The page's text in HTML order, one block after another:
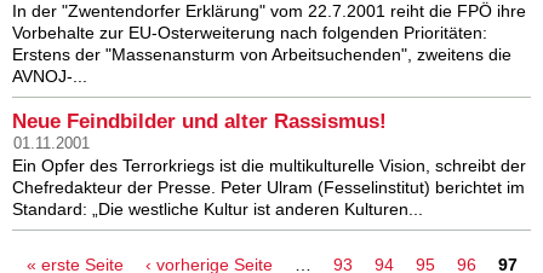
In der "Zwentendorfer Erklärung" vom 22.7.2001 reiht die FPÖ ihre
Vorbehalte zur EU-Osterweiterung nach folgenden Prioritäten:
Erstens der "Massenansturm von Arbeitsuchenden", zweitens die
AVNOJ-...
Neue Feindbilder und alter Rassismus!
01.11.2001
Ein Opfer des Terrorkriegs ist die multikulturelle Vision, schreibt der
Chefredakteur der Presse. Peter Ulram (Fesselinstitut) berichtet im
Standard: „Die westliche Kultur ist anderen Kulturen...
Seiten
« erste Seite ‹ vorherige Seite … 93 94 95 96
97